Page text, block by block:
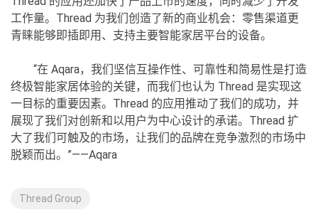
工作量。Thread 为我们创造了新的商业机会：零售渠道更
青睐能够即插即用、支持主要智能家居平台的设备。
“在 Aqara，我们坚信互操作性、可靠性和简易性是打造
终极智能家居体验的关键，而我们也认为 Thread 是实现这
一目标的重要因素。Thread 的应用推动了我们的成功，并
展现了我们对创新和以用户为中心设计的承诺。Thread 扩
大了我们可触及的市场，让我们的品牌在竞争激烈的市场中
脱颖而出。”——Aqara
Thread Group